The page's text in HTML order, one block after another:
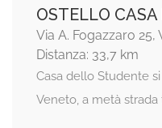
OSTELLO
Via A. Fogazzaro 25,
Distanza: 33,7 km
Casa dello Studente
Veneto, a metà strada